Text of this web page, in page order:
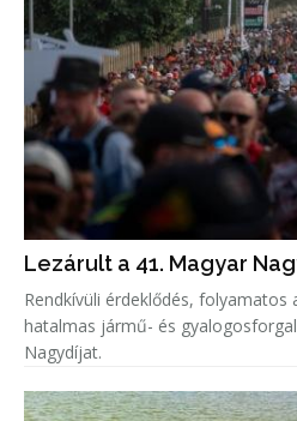
Lezárult a 41. Magyar
Rendkívüli érdeklődés,
hatalmas jármű- és
Nagydíjat.